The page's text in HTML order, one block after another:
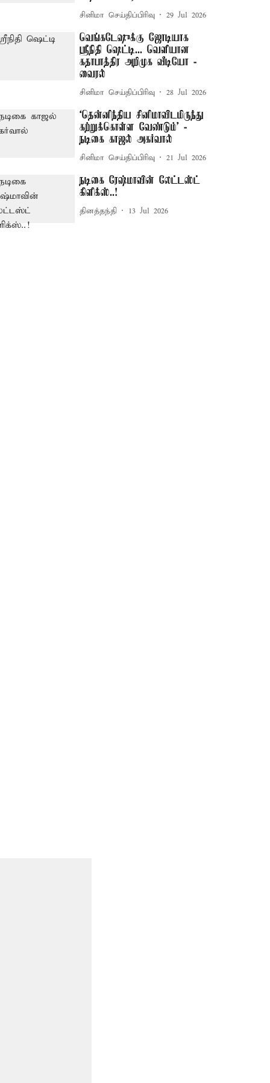
சினிமா செய்திப்பிரிவு 29 Jul 2026
வெங்கடேஷுக்கு ஜோடியாக
ஸ்ரீநிதி ஷெட்டி... வெளியான
கதாபாத்திர அறிமுக வீடியோ -
வைரல்
சினிமா செய்திப்பிரிவு 28 Jul 2026
‘தென்னிந்திய சினிமாவிடமிருந்து
கற்றுக்கொள்ள வேண்டும்’ -
நடிகை காஜல் அகர்வால்
சினிமா செய்திப்பிரிவு 21 Jul 2026
நடிகை ரேஷ்மாவின் லேட்டஸ்ட்
கிளிக்ஸ்..!
தினத்தந்தி 13 Jul 2026